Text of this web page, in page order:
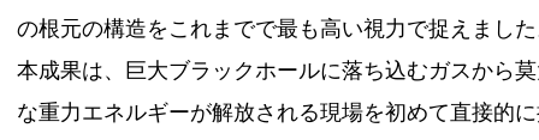
の根元の構造をこれまでで最も高い視力で捉えまし
本成果は、巨大ブラックホールに落ち込むガスから
な重力エネルギーが解放される現場を初めて直接的